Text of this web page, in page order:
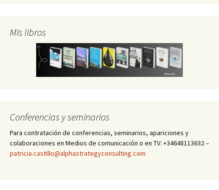
Mis libros
Conferencias y seminarios
Para contratación de conferencias, seminarios, apariciones y
colaboraciones en Medios de comunicación o en TV: +34648113632 –
patricia.castillo@alphastrategyconsulting.com